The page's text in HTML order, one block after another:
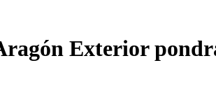
Exterior